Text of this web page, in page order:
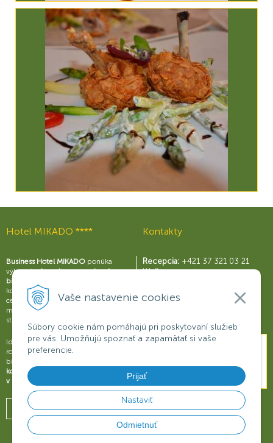
Vaše nastavenie cookies
Súbory cookie nám pomáhajú pri poskytovaní služieb
pre vás. Umožňujú spoznať a zapamätať si vaše
preferencie.
Prijať
Nastaviť
Odmietnuť
Hotel MIKADO ****
Business Hotel MIKADO ponúka
výbornézázemie pre moderný
biznis
konferenčnými sálami a business
centrom, širokou škálou služieb a
možnosťami na relax a príjemné
strávenie voľného času.
Ideálne miesto na obchodné
rokovania, konferencie, semináre či
biznisové prezentácie.
komfort a oddych pre váš úspech
v biznise
Kontakty
Recepcia: +421 37 321 03 21
Wellness centrum:
Reštaurácia Rouge: